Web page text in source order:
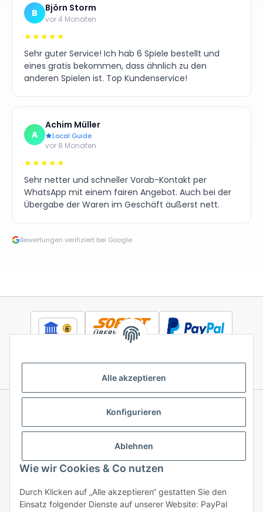
Alle akzeptieren
Konfigurieren
Ablehnen
Wie wir Cookies & Co nutzen
Durch Klicken auf „Alle akzeptieren“ gestatten Sie den
Einsatz folgender Dienste auf unserer Website: PayPal
B Björn Storm
vor 4 Monaten
★★★★★
Sehr guter Service! Ich hab 6 Spiele bestellt und
eines gratis bekommen, dass ähnlich zu den
anderen Spielen ist. Top Kundenservice!
A
Achim Müller
Local Guide
vor 8 Monaten
★★★★★
Sehr netter und schneller Vorab-Kontakt per
WhatsApp mit einem fairen Angebot. Auch bei der
Übergabe der Waren im Geschäft äußerst nett.
Bewertungen verifiziert bei Google
Informationen
Gesetzliche Informationen